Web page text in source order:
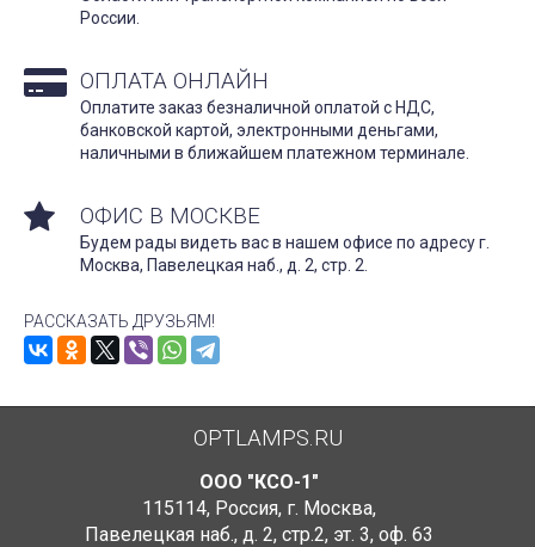
России.
ОПЛАТА ОНЛАЙН
Оплатите заказ безналичной оплатой с НДС,
банковской картой, электронными деньгами,
наличными в ближайшем платежном терминале.
ОФИС В МОСКВЕ
Будем рады видеть вас в нашем офисе по адресу г.
Москва, Павелецкая наб., д. 2, стр. 2.
РАССКАЗАТЬ ДРУЗЬЯМ!
OPTLAMPS.RU
ООО "КСО-1"
115114, Россия, г. Москва,
Павелецкая наб., д. 2, стр.2, эт. 3, оф. 63